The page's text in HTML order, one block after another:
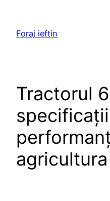
content
Foraj ieftin
Tractorul